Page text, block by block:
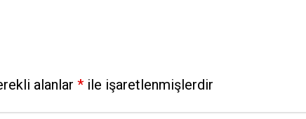
alanlar * ile işaretlenmişlerdir